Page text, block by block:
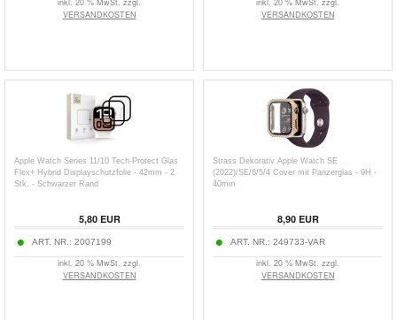
VERSANDKOSTEN
VERSANDKOSTEN
Apple Watch Series 11/10 Tech-Protect Glas
Flex+ Hybrid Displayschutzfolie - 42mm - 2
Stk. - Schwarzer Rand
5,80EUR
ART. NR.: 2007199
inkl. 20 % MwSt. zzgl.
VERSANDKOSTEN
Strass Dekorativ Apple Watch SE
(2022)/SE/6/5/4 Cover mit Panzerglas - 9H -
40mm
8,90EUR
ART. NR.: 249733-VAR
inkl. 20 % MwSt. zzgl.
VERSANDKOSTEN